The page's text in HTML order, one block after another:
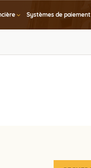
Systèmes de paiement